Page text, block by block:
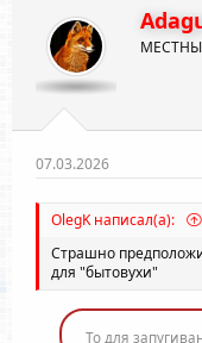
и
и
:
07.03.2026
OlegK написал(а):
Страшно
для "бытовухи"
То для